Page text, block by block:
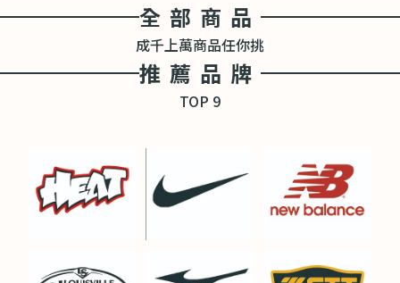
全部商品
成千上萬商品任你挑
推薦品牌
TOP 9